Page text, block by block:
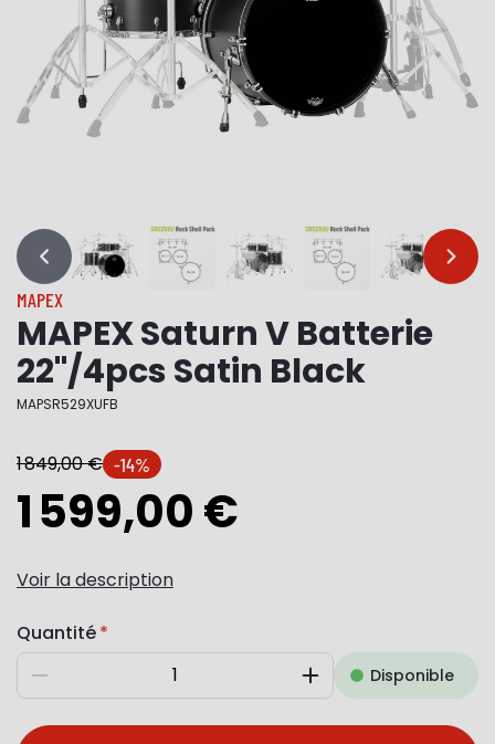
… …
MAPEX
MAPEX Saturn V Batterie
22"/4pcs Satin Black
MAPSR529XUFB
1 849,00 € -14%
1 599,00 €
Voir la description
Quantité
Diminuer AugmenterDisponible